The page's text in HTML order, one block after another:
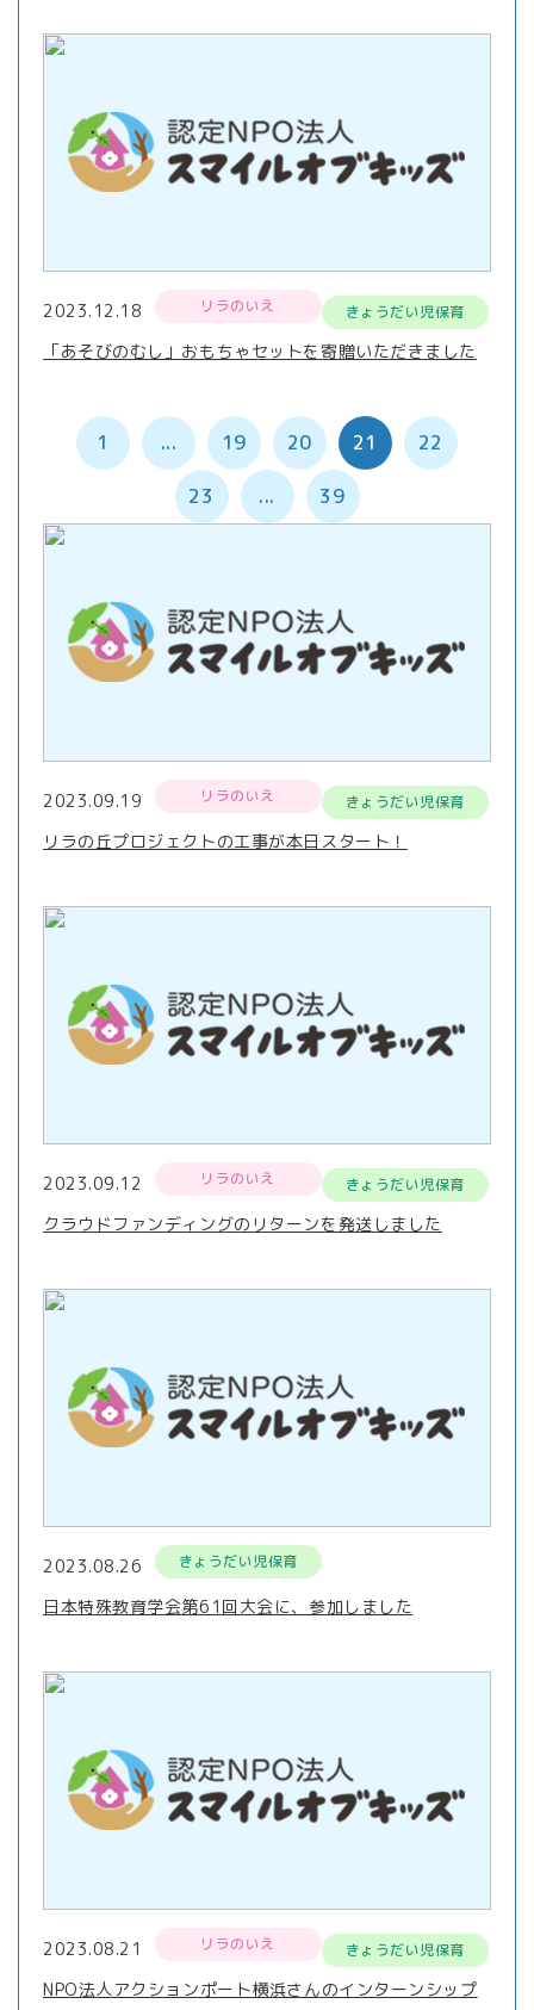
2023.12.18 リラのいえ きょうだい児保育
「あそびのむし」おもちゃセットを寄贈いただきました
1 ... 19 20 21 22
23 ... 39
2023.09.19 リラのいえ きょうだい児保育
リラの丘プロジェクトの工事が本日スタート！
2023.09.12 リラのいえ きょうだい児保育
クラウドファンディングのリターンを発送しました
2023.08.26 きょうだい児保育
日本特殊教育学会第61回大会に、参加しました
2023.08.21 リラのいえ きょうだい児保育
NPO法人アクションポート横浜さんのインターンシップ